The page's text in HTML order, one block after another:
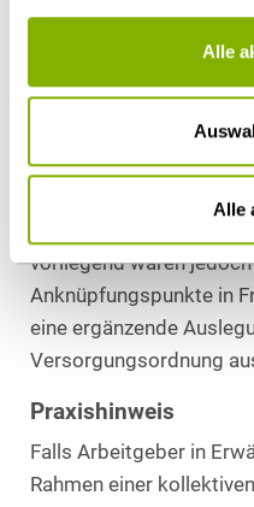
Alle
Alle
unwirksame Klausel in
die dadurch
wirksame Klausel zu
Rechtsprechung des
Betriebsparteien
vorliegend wären
Anknüpfungspunkte in
eine ergänzende
Versorgungsordnung
Praxishinweis
Falls Arbeitgeber in
Rahmen einer